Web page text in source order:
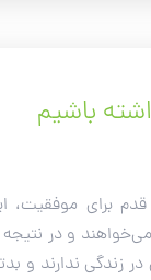
باشیم
برای
و در
زندگی ندارند و